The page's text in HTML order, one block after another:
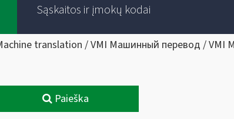
Sąskaitos ir įmokų kodai
translation / VMI Машинный перевод / VMI
Paieška